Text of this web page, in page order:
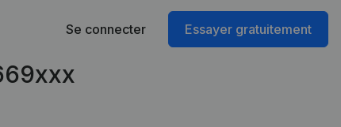
Se connecter Essayer gratuitement